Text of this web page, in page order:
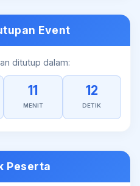
Event
ditutup dalam:
11
MENIT
12
DETIK
Peserta